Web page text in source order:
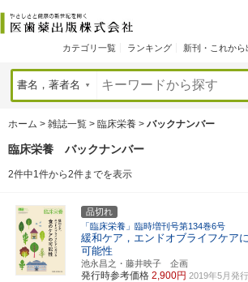
カテゴリ一覧 ランキング 新刊・これから
ホーム > 雑誌一覧 > 臨床栄養 > バックナンバー
臨床栄養 バックナンバー
2件中1件から2件までを表示
品切れ
「臨床栄養」臨時増刊号第134巻6号
緩和ケア，エンドオブライフケア
可能性
池永昌之・藤井映子 企画
発行時参考価格 2,900円 2019年5月発行